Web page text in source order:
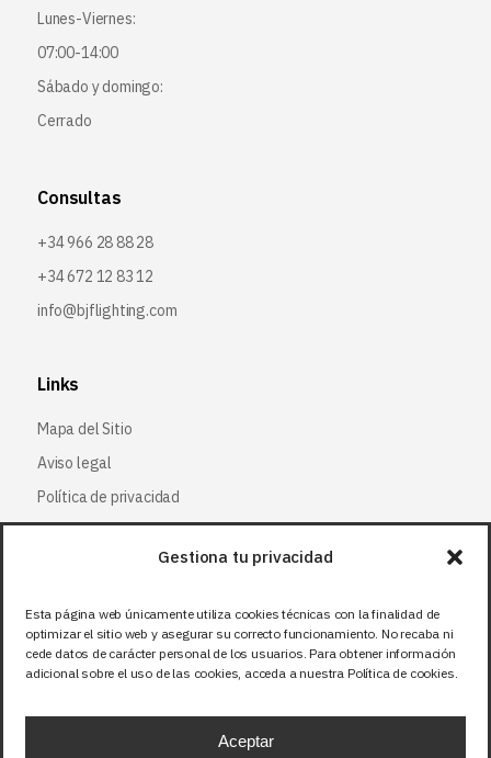
Gestiona tu privacidad
Esta página web únicamente utiliza cookies técnicas con la finalidad de
optimizar el sitio web y asegurar su correcto funcionamiento. No recaba ni
cede datos de carácter personal de los usuarios. Para obtener información
adicional sobre el uso de las cookies, acceda a nuestra Política de cookies.
Aceptar
Lunes-Viernes:
07:00-14:00
Sábado y domingo:
Cerrado
Consultas
+34 966 28 88 28
+34 672 12 83 12
info@bjflighting.com
Links
Mapa del Sitio
Aviso legal
Política de privacidad
Política de cookies
Síguenos
Facebook
X (Twitter)
Instagram